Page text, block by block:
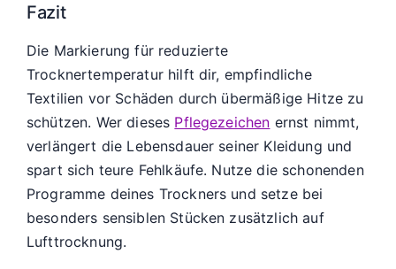
Fazit
Die Markierung für reduzierte
Trocknertemperatur hilft dir, empfindliche
Textilien vor Schäden durch übermäßige Hitze zu
schützen. Wer dieses Pflegezeichen ernst nimmt,
verlängert die Lebensdauer seiner Kleidung und
spart sich teure Fehlkäufe. Nutze die schonenden
Programme deines Trockners und setze bei
besonders sensiblen Stücken zusätzlich auf
Lufttrocknung.